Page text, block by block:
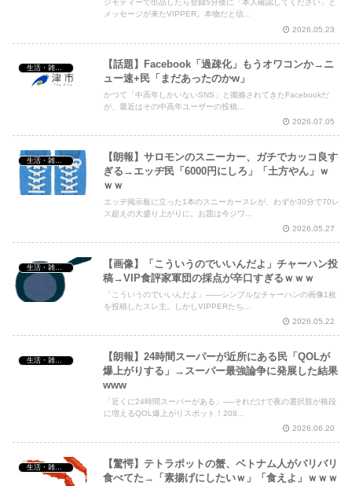
ジモティーで出品したら登録5分後に「本人確認してください」と
メッセージが来たVIPPER。本物だと信...
2026.05.23
生活・雑談・恋愛
【話題】Facebook「過疎化」もうオワコンか→ニ
ュー速+民「まだあったのかw」
かつて「中高年しかいないSNS」と揶揄されてきたFacebookだ
が、最近はその中高年ユーザーの投稿...
2026.07.05
生活・雑談・恋愛
【朗報】サロモンのスニーカー、ガチでカッコ良す
ぎる→エッヂ民「6000円にしろ」「土方やん」ｗ
ｗｗ
エッヂ掲示板に立った1本のスニーカースレが、わずか30分で70レ
ス超えの大盛り上がりに。お題は今ジワ...
2026.05.27
生活・雑談・恋愛
【画像】「こういうのでいいんだよ」チャーハン投
稿→VIP食評家軍団の採点が辛口すぎるｗｗｗ
「こういうのでいいんだよ」——シンプルなチャーハンの画像1枚
を投稿したスレ主。しかしVIPPERたち...
2026.05.22
生活・雑談・恋愛
【朗報】24時間スーパーが近所にある民「QOLが
爆上がりする」→スーパー最強論争に発展した結果
www
「近くに24時間スーパーがある」──それだけで夜の選択肢が格段
に増えるQOL爆上がりスポット！208...
2026.06.20
生活・雑談・恋愛
【驚愕】テトラポットの蟹、ベトナム人がバリバリ
食べてた→「素揚げにしたいｗ」「食えよ」ｗｗｗ